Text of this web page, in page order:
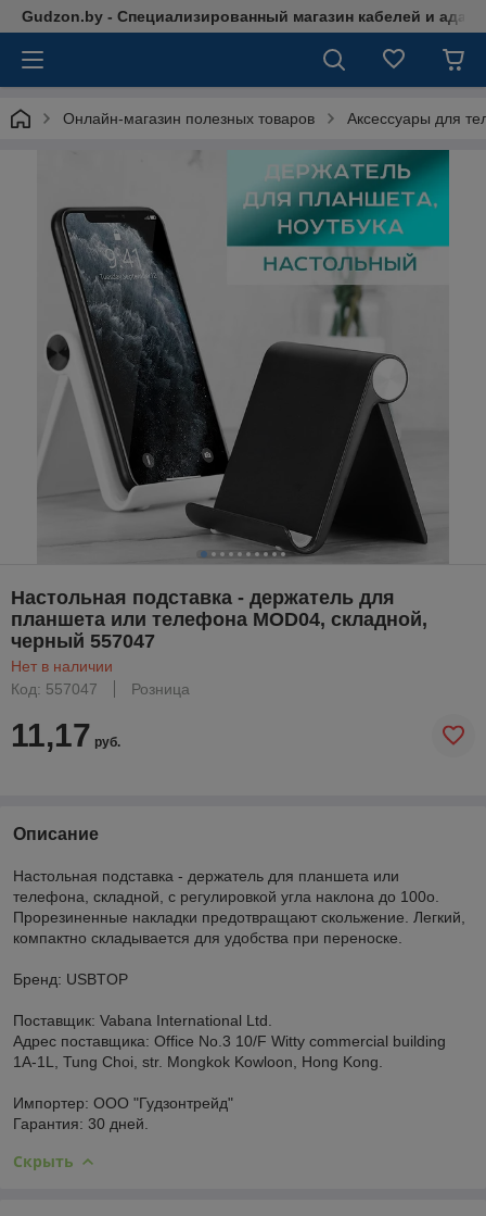
Gudzon.by - Специализированный магазин кабелей и
Онлайн-магазин полезных товаров Аксессуары для
Настольная подставка - держатель для
планшета или телефона MOD04, складной,
черный 557047
Нет в наличии
Код: 557047
Розница
11,17 руб.
Описание
Настольная подставка - держатель для планшета или
телефона, складной, с регулировкой угла наклона до 100о.
Прорезиненные накладки предотвращают скольжение. Легкий,
компактно складывается для удобства при переноске.
Бренд: USBTOP
Поставщик: Vabana International Ltd.
Адрес поставщика: Office No.3 10/F Witty commercial building
1A-1L, Tung Choi, str. Mongkok Kowloon, Hong Kong.
Импортер: ООО "Гудзонтрейд"
Гарантия: 30 дней.
Скрыть